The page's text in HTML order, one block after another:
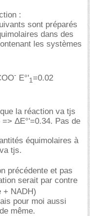
:
sont préparés
dans des
les systèmes
- E°'1=0.02
la réaction va tjs
ΔE°'=0.34. Pas de
équimolaires à
tjs.
précédente et pas
serait par contre
+ NADH)
pour moi aussi
même.